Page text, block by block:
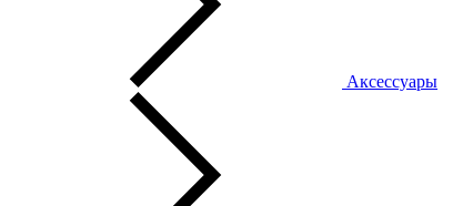
Аксессуары